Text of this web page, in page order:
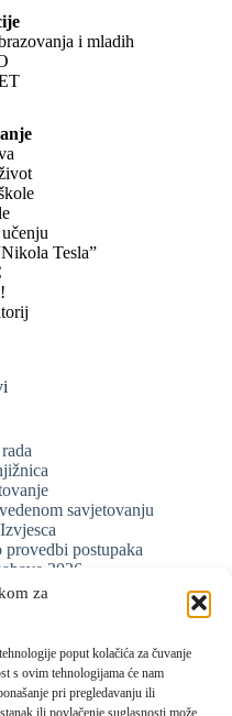
za
poput kolačića za čuvanje
s ovim tehnologijama će nam
pri pregledavanju ili
ili povlačenje suglasnosti može
i mladih
Tesla”
savjetovanju
postupaka
2026.
Pravilnika o provedbi
nabave